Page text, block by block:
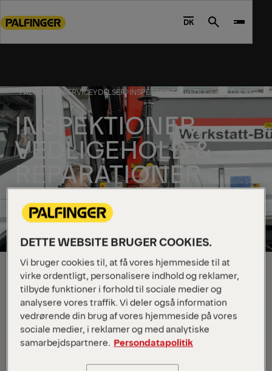
to
footer
content
DK Search
PALFINGER SERVICEYDELSER INSPEKTIONER, VEDLIGEHOLD &
INSPEKTIONER,
VEDLIGEHOLD &
REPARATIONER
DETTE WEBSITE BRUGER COOKIES.
Vi bruger cookies til, at få vores hjemmeside til at
virke ordentligt, personalisere indhold og reklamer,
tilbyde funktioner i forhold til sociale medier og
analysere vores traffik. Vi deler også information
vedrørende din brug af vores hjemmeside på vores
sociale medier, i reklamer og med analytiske
samarbejdspartnere. Persondatapolitik